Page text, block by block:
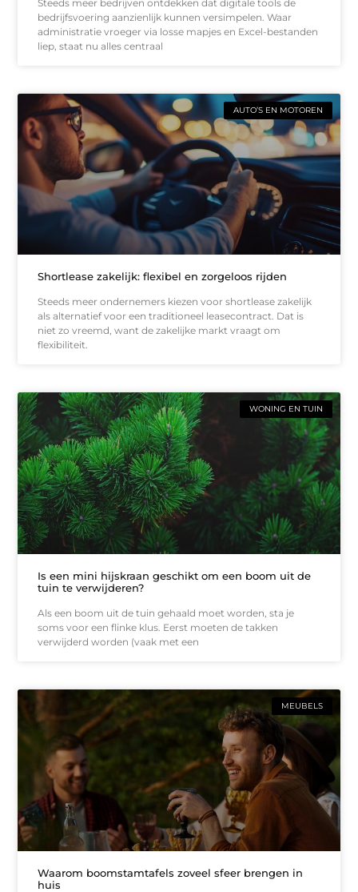
Steeds meer bedrijven ontdekken dat digitale tools de
bedrijfsvoering aanzienlijk kunnen versimpelen. Waar
administratie vroeger via losse mapjes en Excel-bestanden
liep, staat nu alles centraal
AUTO’S EN MOTOREN
Shortlease zakelijk: flexibel en zorgeloos rijden
Steeds meer ondernemers kiezen voor shortlease zakelijk
als alternatief voor een traditioneel leasecontract. Dat is
niet zo vreemd, want de zakelijke markt vraagt om
flexibiliteit.
WONING EN TUIN
Is een mini hijskraan geschikt om een boom uit de
tuin te verwijderen?
Als een boom uit de tuin gehaald moet worden, sta je
soms voor een flinke klus. Eerst moeten de takken
verwijderd worden (vaak met een
MEUBELS
Waarom boomstamtafels zoveel sfeer brengen in
huis